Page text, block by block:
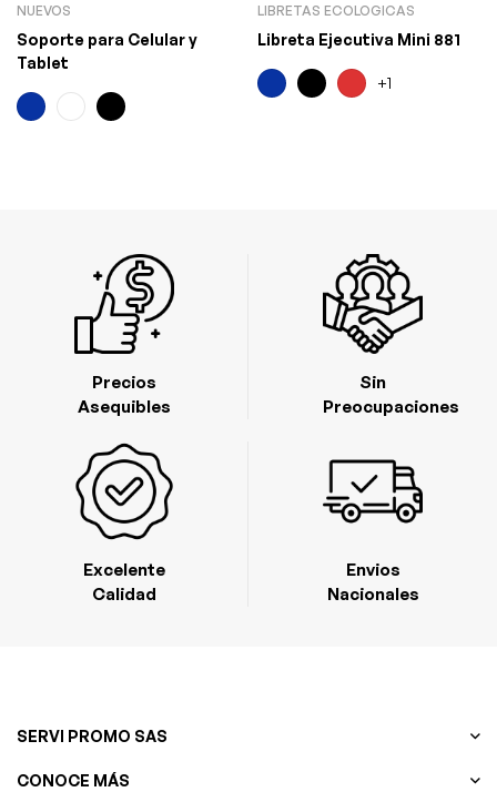
NUEVOS
Soporte para Celular y
Tablet
LIBRETAS ECOLOGICAS
Libreta Ejecutiva Mini 881
+1
Excelente
Calidad
Precios
Asequibles
Envios
Nacionales
Sin
Preocupaciones
SERVI PROMO SAS
CONOCE MÁS